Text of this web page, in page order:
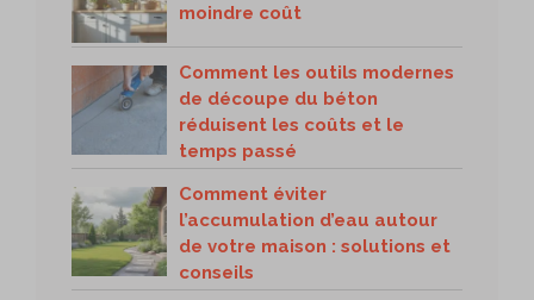
moindre coût
Comment les outils modernes
de découpe du béton
réduisent les coûts et le
temps passé
Comment éviter
l’accumulation d’eau autour
de votre maison : solutions et
conseils